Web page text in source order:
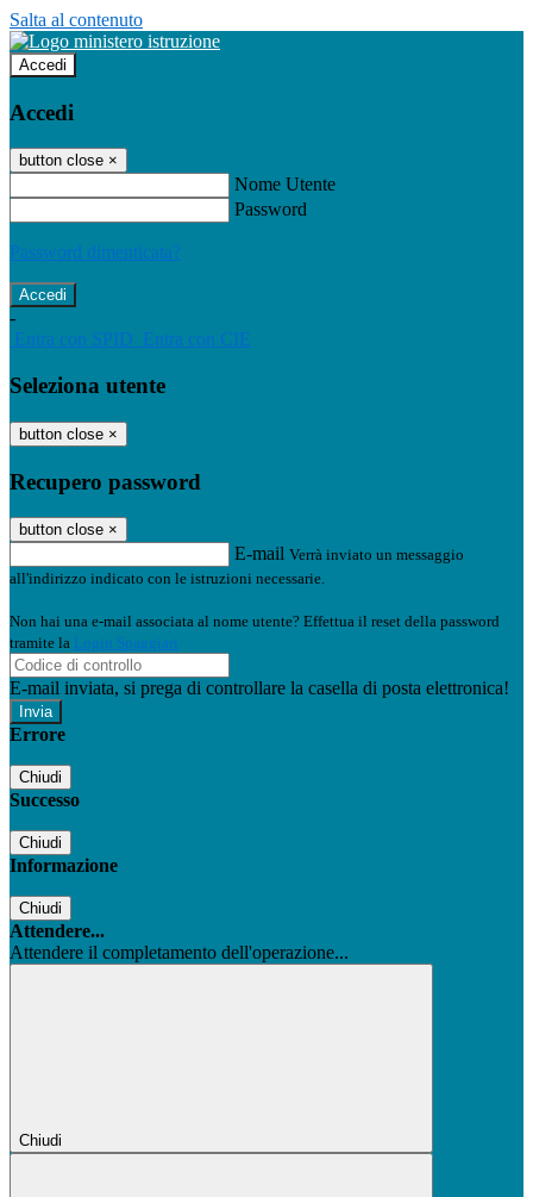
Salta al contenuto
Accedi
Accedi
button close ×
Nome Utente
Password
Password dimenticata?
-
Entra con SPID Entra con CIE
Seleziona utente
button close ×
Recupero password
button close ×
E-mail Verrà inviato un messaggio
all'indirizzo indicato con le istruzioni necessarie.
Non hai una e-mail associata al nome utente? Effettua il reset della password
tramite la Login Spaggiari
E-mail inviata, si prega di controllare la casella di posta elettronica!
Errore
Chiudi
Successo
Chiudi
Informazione
Chiudi
Attendere...
Attendere il completamento dell'operazione...
Chiudi